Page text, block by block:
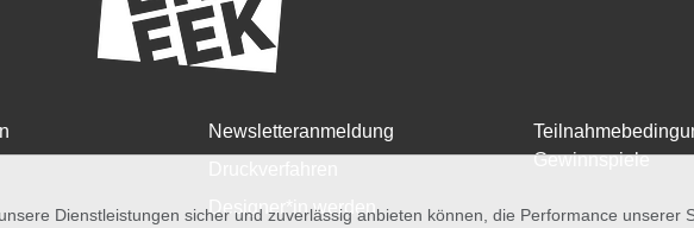
Newsletteranmeldung
Designer*in werden
Gewinnspiele
Dienstleistungen sicher und zuverlässig anbieten können, die Performance unserer